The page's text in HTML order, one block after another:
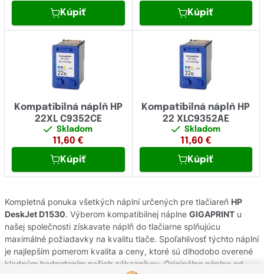
Kúpiť
Kúpiť
Kompatibilná náplň HP
22XL C9352CE
Skladom
11,60 €
Kúpiť
Kompatibilná náplň HP
22 XLC9352AE
Skladom
11,60 €
Kúpiť
Kompletná ponuka všetkých náplní určených pre tlačiareň HP
DeskJet D1530. Výberom kompatibilnej náplne GIGAPRINT u
našej společnosti získavate náplň do tlačiarne splňujúcu
maximálné požiadavky na kvalitu tlače. Spoľahlivosť týchto náplní
je najlepším pomerom kvalita a ceny, ktoré sú dlhodobo overené
kladným hodnotením našich zákazníkov. Originálne náplne od